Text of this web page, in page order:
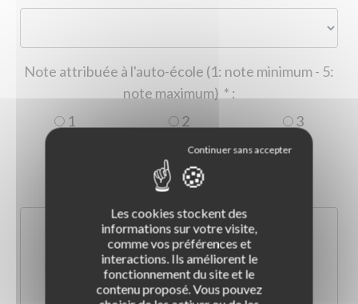
Note attribuée à l'auto-école (1: note minimum - 5:
* :
1
2
3
5
Les cookies stockent des
informations sur votre visite,
comme vos préférences et
interactions. Ils améliorent le
fonctionnement du site et le
contenu proposé. Vous pouvez